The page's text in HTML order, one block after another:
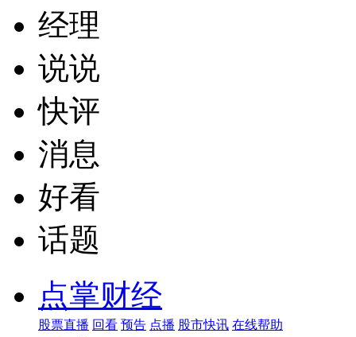
经理
说说
快评
消息
好看
话题
点掌财经
股票直播 回看 预告 点播 股市快讯 在线帮助